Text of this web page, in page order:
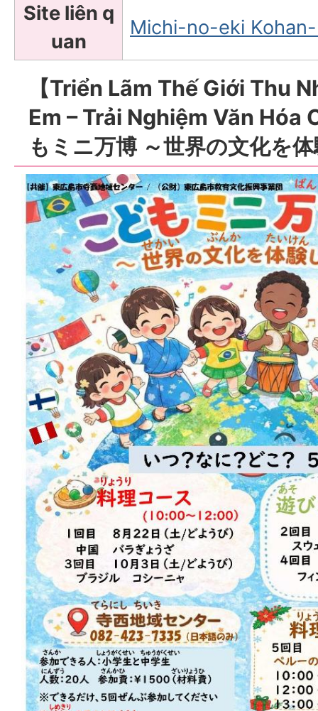
Site liên q
uan
Michi-no-eki
【Triển Lãm Thế Giới Thu
Em – Trải Nghiệm Văn Hóa
もミニ万博 ～世界の文化を